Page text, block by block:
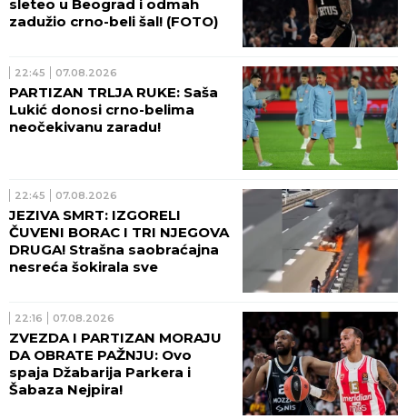
sleteo u Beograd i odmah
zadužio crno-beli šal! (FOTO)
22:45 07.08.2026
PARTIZAN TRLJA RUKE: Saša
Lukić donosi crno-belima
neočekivanu zaradu!
22:45 07.08.2026
JEZIVA SMRT: IZGORELI
ČUVENI BORAC I TRI NJEGOVA
DRUGA! Strašna saobraćajna
nesreća šokirala sve
22:16 07.08.2026
ZVEZDA I PARTIZAN MORAJU
DA OBRATE PAŽNJU: Ovo
spaja Džabarija Parkera i
Šabaza Nejpira!